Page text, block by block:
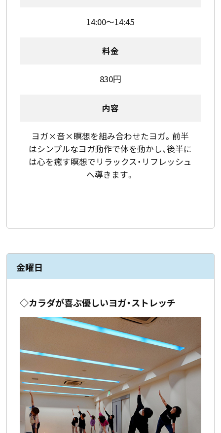
14:00～14:45
料金
830円
内容
ヨガ×音×瞑想を組み合わせたヨガ。前半
はシンプルなヨガ動作で体を動かし、後半に
は心を癒す瞑想でリラックス・リフレッシュ
へ導きます。
金曜日
◇カラダが喜ぶ優しいヨガ・ストレッチ